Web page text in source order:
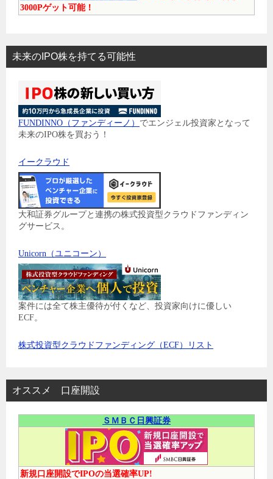
3000Pゲット可能！
未来のIPO株を持てる可能性
FUNDINNO（ファンディーノ） でエンジェル投資家となって
未来のIPO株を買おう！
イークラウド
大和証券グループと連携の株式投資型クラウドファンディン
グサービス。
Unicorn（ユニコーン）
案件には全て株主優待が付くなど、投資家向けに優しい
ECF。
株式投資型クラウドファンディング（ECF）リスト
オススメ 口座開設
ＳＭＢＣ日興証券
新規口座開設でIPOの当選確率UP!